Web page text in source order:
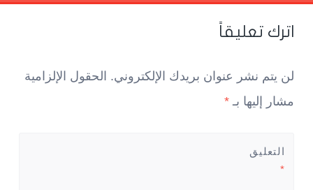
اترك تعليقاً
لن يتم نشر عنوان بريدك الإلكتروني. الحقول الإلزامية
مشار إليها بـ *
التعليق
*